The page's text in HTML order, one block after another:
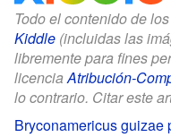
Todo el contenido de
Kiddle (incluidas las
libremente para fines
licenciaAtribución-
lo contrario. Citar este
Bryconamericus guizae